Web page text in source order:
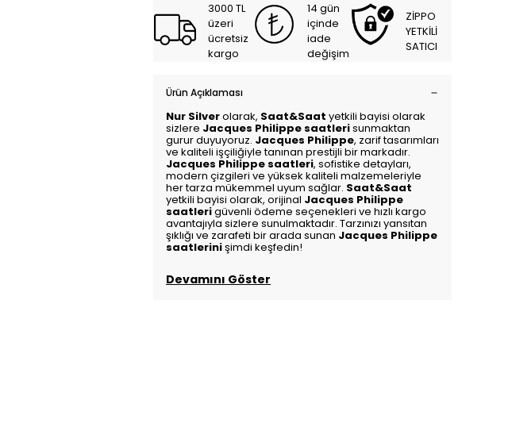
3000 TL
üzeri
ücretsiz
kargo
14 gün
içinde
iade
değişim
ZİPPO
YETKİLİ
SATICI
Ürün Açıklaması
Nur Silverolarak, Saat&Saat yetkili bayisi olarak
sizlere Jacques Philippe saatlerisunmaktan
gurur duyuyoruz. Jacques Philippe, zarif tasarımları
ve kaliteli işçiliğiyle tanınan prestijli bir markadır.
Jacques Philippe saatleri, sofistike detayları,
modern çizgileri ve yüksek kaliteli malzemeleriyle
her tarza mükemmel uyum sağlar. Saat&Saat
yetkili bayisi olarak, orijinal Jacques Philippe
saatlerigüvenli ödeme seçenekleri ve hızlı kargo
avantajıyla sizlere sunulmaktadır. Tarzınızı yansıtan
şıklığı ve zarafeti bir arada sunan Jacques Philippe
saatlerinişimdi keşfedin!
Devamını Göster